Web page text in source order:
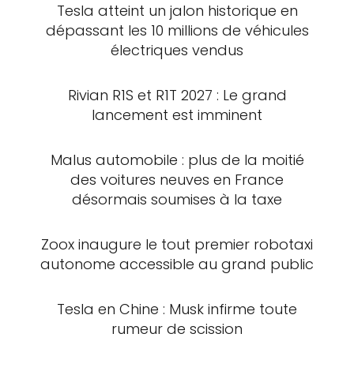
Tesla atteint un jalon historique en
dépassant les 10 millions de véhicules
électriques vendus
Rivian R1S et R1T 2027 : Le grand
lancement est imminent
Malus automobile : plus de la moitié
des voitures neuves en France
désormais soumises à la taxe
Zoox inaugure le tout premier robotaxi
autonome accessible au grand public
Tesla en Chine : Musk infirme toute
rumeur de scission